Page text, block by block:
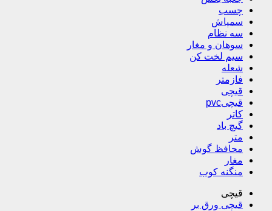
چسب
سمپاش
سه نظام
سوهان و مغار
سیم لخت کن
شعله
فازمتر
قیچی
قیچیpvc
کاتر
گیچ باد
متر
محافظ گوش
مغار
منگنه کوب
قیچی
قیچی ورق بر